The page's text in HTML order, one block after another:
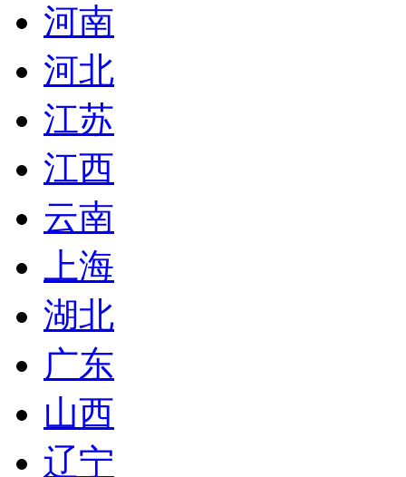
河南
河北
江苏
江西
云南
上海
湖北
广东
山西
辽宁